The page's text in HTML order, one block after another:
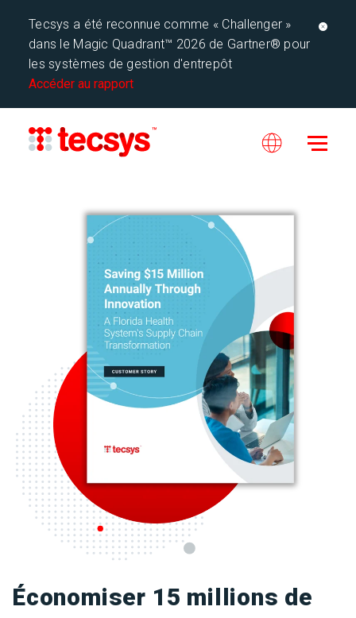
Tecsys a été reconnue comme « Challenger »
dans le Magic Quadrant™ 2026 de Gartner® pour
les systèmes de gestion d'entrepôt
Accéder au rapport
Économiser 15 millions de